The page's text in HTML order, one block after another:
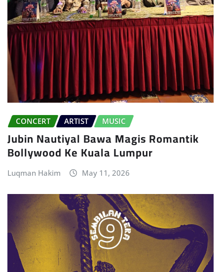
CONCERT ARTIST MUSIC
Jubin Nautiyal Bawa Magis Romantik
Bollywood Ke Kuala Lumpur
Luqman Hakim May 11, 2026